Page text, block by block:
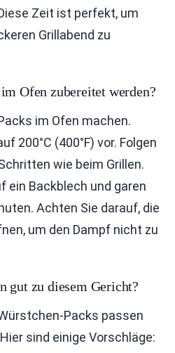
Zeit ist perfekt, um
Grillabend zu
Ofen zubereitet werden?
im Ofen machen.
200°C (400°F) vor. Folgen
wie beim Grillen.
ein Backblech und garen
Achten Sie darauf, die
um den Dampf nicht zu
gut zu diesem Gericht?
Packs passen
sind einige Vorschläge: